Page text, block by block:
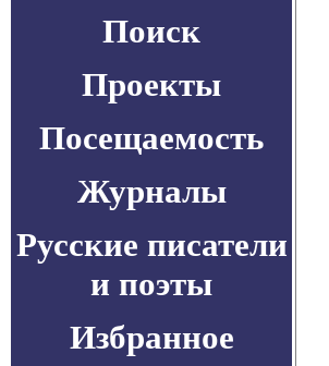
Поиск
Проекты
Посещаемость
Журналы
Русские писатели
и поэты
Избранное